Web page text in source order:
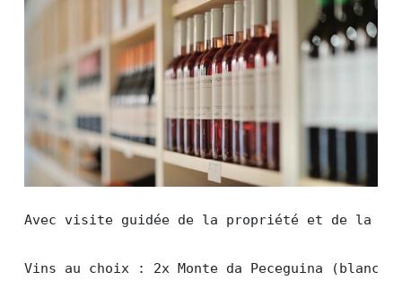
Avec visite guidée de la propriété et de la
Vins au choix : 2x Monte da Peceguina